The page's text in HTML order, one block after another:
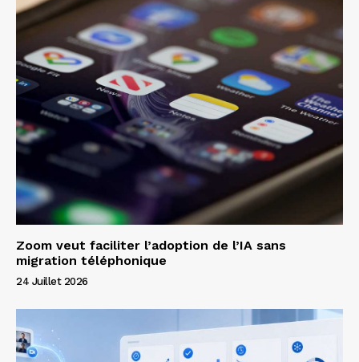
Zoom veut faciliter l’adoption de l’IA sans
migration téléphonique
24 Juillet 2026